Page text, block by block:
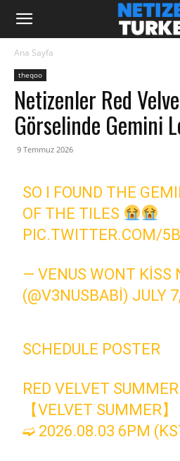
Ana Sayfa
theqoo
Netizenler Red
Görselinde Gemini
9 Temmuz 2026
SO I FOUND THE
OF THE TILES
PIC.TWITTER.COM/
— VENUS WONT KISS
(@V3NUSBABI) JULY
SCHEDULE POSTER
RED VELVET
【VELVET SUMMER】
➫ 2026.08.03 6PM